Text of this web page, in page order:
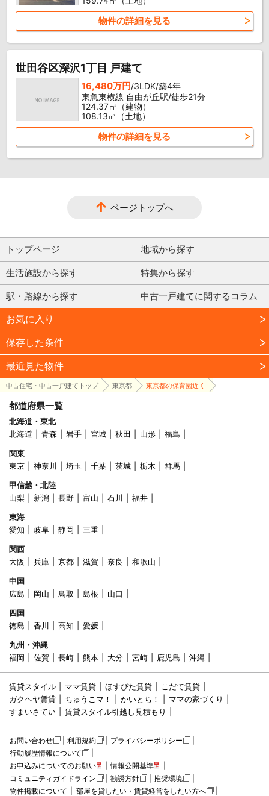
物件の詳細を見る
世田谷区深沢1丁目 戸建て
16,480万円/3LDK/築4年
東急東横線 自由が丘駅/徒歩21分
124.37㎡（建物）
108.13㎡（土地）
物件の詳細を見る
ページトップへ
トップページ 地域から探す
生活施設から探す 特集から探す
駅・路線から探す 中古一戸建てに関するコラム
お気に入り
保存した条件
最近見た物件
中古住宅・中古一戸建てトップ 東京都 東京都の保育園近く
都道府県一覧
北海道・東北
北海道
青森 岩手 宮城 秋田 山形
福島
関東
東京
神奈川 埼玉 千葉 茨城 栃木
群馬
甲信越・北陸
山梨
新潟 長野 富山 石川
福井
東海
愛知
岐阜 静岡
三重
関西
大阪
兵庫 京都 滋賀 奈良
和歌山
中国
広島
岡山 鳥取 島根
山口
四国
徳島
香川 高知
愛媛
九州・沖縄
福岡
佐賀 長崎 熊本 大分 宮崎 鹿児島 沖縄
賃貸スタイル ママ賃貸 ほすぴた賃貸
こだて賃貸
ガクヘヤ賃貸
ちゅうこマ！ かいとち！
ママの家づくり
すまいさてい
賃貸スタイル引越し見積もり
お問い合わせ 利用規約
プライバシーポリシー
行動履歴情報について
お申込みについてのお願い
情報公開基準
コミュニティガイドライン
勧誘方針
推奨環境
物件掲載について
部屋を貸したい・賃貸経営をしたい方へ